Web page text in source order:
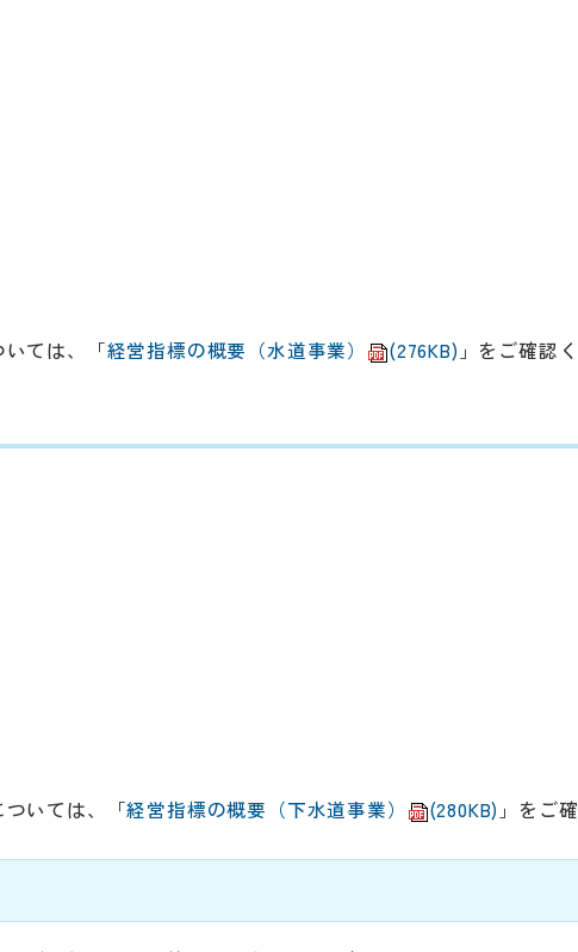
ては、 「経営指標の概要（水道事業） (276KB) 」 をご確認
ついては、「経営指標の概要（下水道事業） (280KB) 」をご